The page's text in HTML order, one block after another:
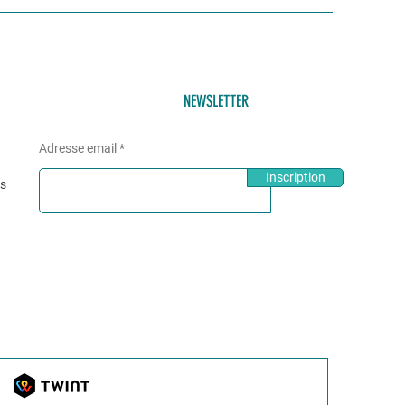
NEWSLETTER
Adresse email
Inscription